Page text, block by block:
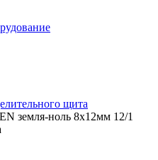
щита
земля-ноль 8х12мм 12/1